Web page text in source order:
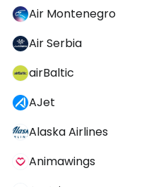
Air Montenegro
Air Serbia
airBaltic
AJet
Alaska Airlines
Animawings